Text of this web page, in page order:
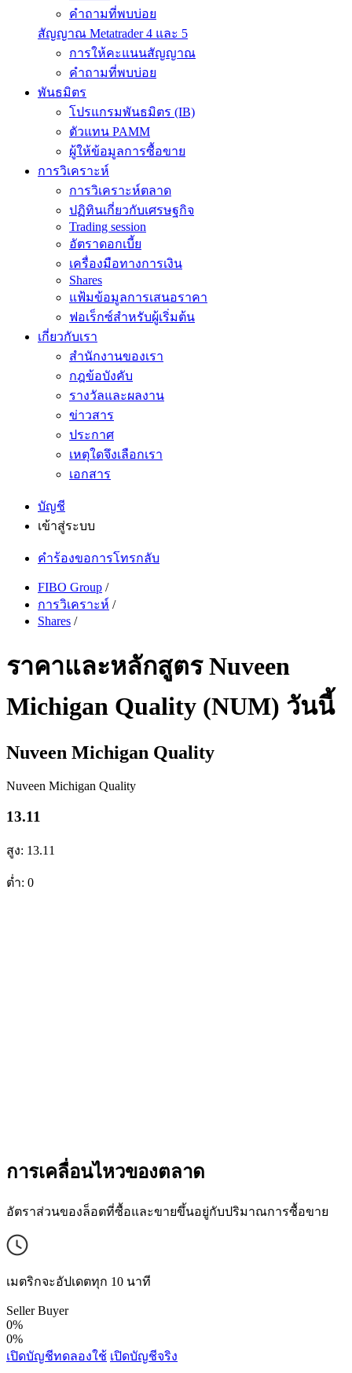
คำถามที่พบบ่อย
สัญญาณ Metatrader 4 และ 5
การให้คะแนนสัญญาณ
คำถามที่พบบ่อย
พันธมิตร
โปรแกรมพันธมิตร (IB)
ตัวแทน PAMM
ผู้ให้ข้อมูลการซื้อขาย
การวิเคราะห์
การวิเคราะห์ตลาด
ปฏิทินเกี่ยวกับเศรษฐกิจ
Trading session
อัตราดอกเบี้ย
เครื่องมือทางการเงิน
Shares
แฟ้มข้อมูลการเสนอราคา
ฟอเร็กซ์สำหรับผู้เริ่มต้น
เกี่ยวกับเรา
สำนักงานของเรา
กฎข้อบังคับ
รางวัลและผลงาน
ข่าวสาร
ประกาศ
เหตุใดจึงเลือกเรา
เอกสาร
บัญชี
เข้าสู่ระบบ
คำร้องขอการโทรกลับ
FIBO Group /
การวิเคราะห์ /
Shares /
ราคาและหลักสูตร Nuveen
Michigan Quality (NUM) วันนี้
Nuveen Michigan Quality
Nuveen Michigan Quality
13.11
สูง: 13.11
ต่ำ: 0
การเคลื่อนไหวของตลาด
อัตราส่วนของล็อตที่ซื้อและขายขึ้นอยู่กับปริมาณการซื้อขาย
เมตริกจะอัปเดตทุก 10 นาที
Seller Buyer
0%
0%
เปิดบัญชีทดลองใช้ เปิดบัญชีจริง